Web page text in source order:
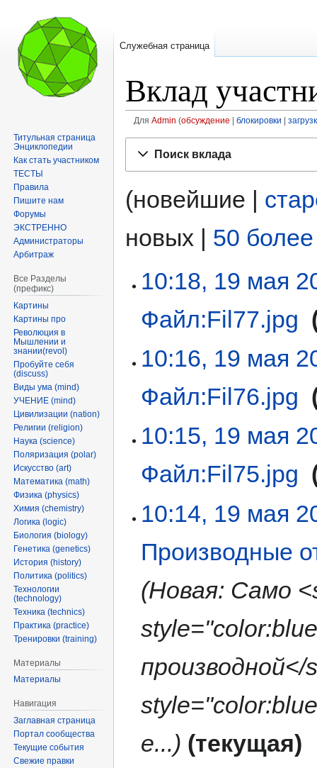
Вклад
Для Admin обсуждение блокировки
Поиск вклада
(новейшие |
новых | 50
10:18, 19 мая
Файл:Fil77.jpg
10:16, 19 мая
Файл:Fil76.jpg
10:15, 19 мая
Файл:Fil75.jpg
10:14, 19 мая
Производные
Новая: Само
е...
текущая
Служебная страница
Титульная страница
Энциклопедии
Как стать участником
ТЕСТЫ
Правила
Пишите нам
Форумы
ЭКСТРЕННО
Администраторы
Арбитраж
Все Разделы
(префикс)
Картины
Картины про
Революция в
Мышлении и
знании(revol)
Пробуйте себя
(discuss)
Виды ума (mind)
УЧЕНИЕ (mind)
Цивилизации (nation)
Религии (religion)
Наука (science)
Поляризация (polar)
Искусство (art)
Математика (math)
Физика (physics)
Химия (chemistry)
Логика (logic)
Биология (biology)
Генетика (genetics)
История (history)
Политика (politics)
Технологии
(technology)
Техника (technics)
Практика (practice)
Тренировки (training)
Материалы
Материалы
Навигация
Заглавная страница
Портал сообщества
Текущие события
Свежие правки